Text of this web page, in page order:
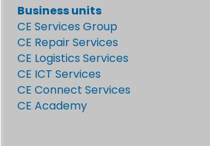
Business units
CE Services Group
CE Repair Services
CE Logistics Services
CE ICT Services
CE Connect Services
CE Academy